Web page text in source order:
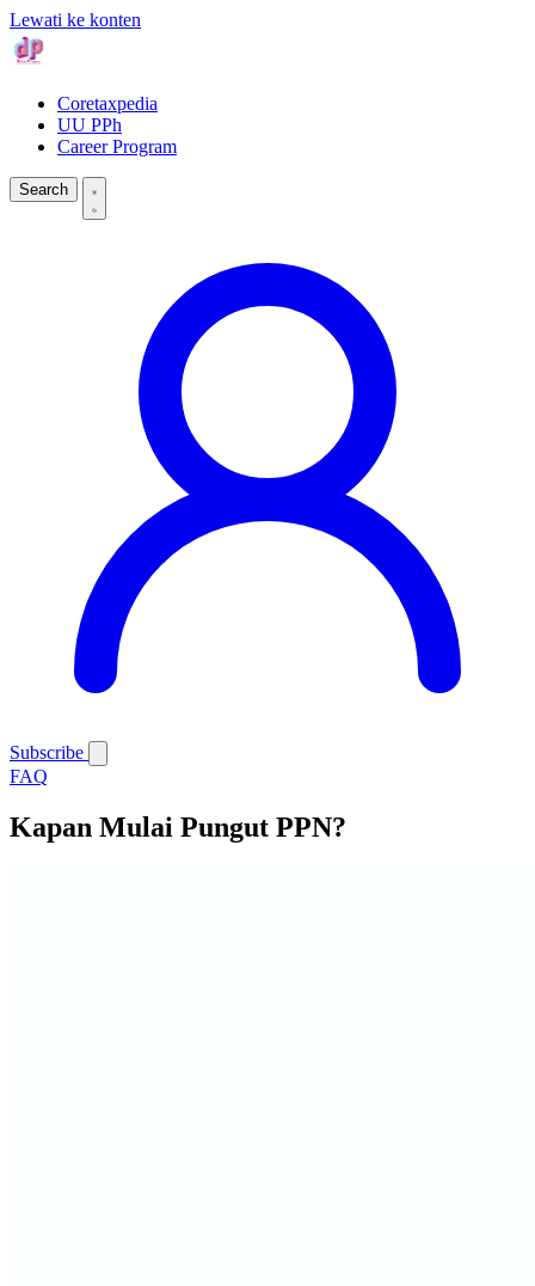
Lewati ke konten
Coretaxpedia
UU PPh
Career Program
Search
Subscribe
FAQ
Kapan Mulai Pungut PPN?